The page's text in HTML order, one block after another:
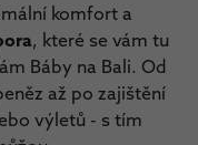
komfort a
, které se vám tu
Báby na Bali. Od
až po zajištění
výletů - s tím